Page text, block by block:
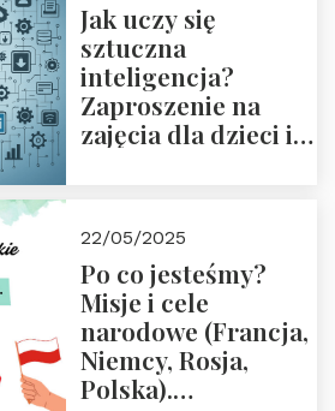
Jak uczy się
sztuczna
inteligencja?
Zaproszenie na
zajęcia dla dzieci i
22/05/2025
Po co jesteśmy?
Misje i cele
narodowe (Francja,
Niemcy, Rosja,
Polska).